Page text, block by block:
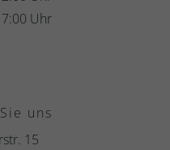
uns
15
Uhr